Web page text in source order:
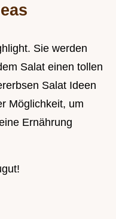
Sie werden
Salat einen tollen
Salat Ideen
Möglichkeit, um
Ernährung